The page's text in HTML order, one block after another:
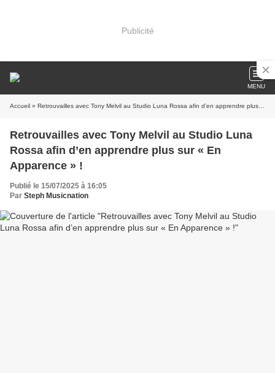
Publicité
MENU
Accueil » Retrouvailles avec Tony Melvil au Studio Luna Rossa afin d’en apprendre plus sur « En Apparence » !
Retrouvailles avec Tony Melvil au Studio Luna
Rossa afin d’en apprendre plus sur « En
Apparence » !
Publié le 15/07/2025 à 16:05
Par Steph Musicnation